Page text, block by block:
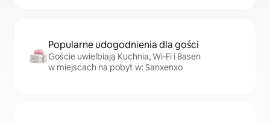
Popularne udogodnienia dla gości
Goście uwielbiają Kuchnia, Wi-Fi i Basen
w miejscach na pobyt w: Sanxenxo